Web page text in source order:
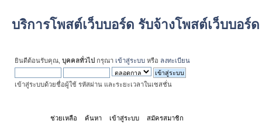
บริการโพสต์เว็บบอร์ด รับจ้างโพสต์เว็บบอร์
ยินดีต้อนรับคุณ, บุคคลทั่วไป กรุณา เข้าสู่ระบบ หรือ ลงทะเบียน
เข้าสู่ระบบด้วยชื่อผู้ใช้ รหัสผ่าน และระยะเวลาในเซสชั่น
ช่วยเหลือ ค้นหา เข้าสู่ระบบ สมัครสมาชิก